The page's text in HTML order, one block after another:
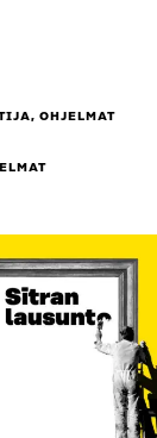
OHJELMAT